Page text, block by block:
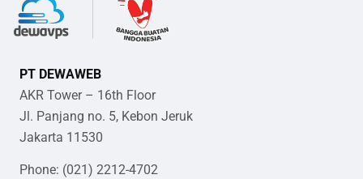
PT DEWAWEB
AKR Tower – 16th Floor
Jl. Panjang no. 5, Kebon Jeruk
Jakarta 11530
Phone: (021) 2212-4702